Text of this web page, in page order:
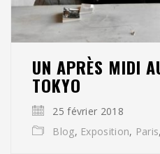
UN APRÈS MIDI
TOKYO
25 février 2018
Blog, Exposition, Paris,